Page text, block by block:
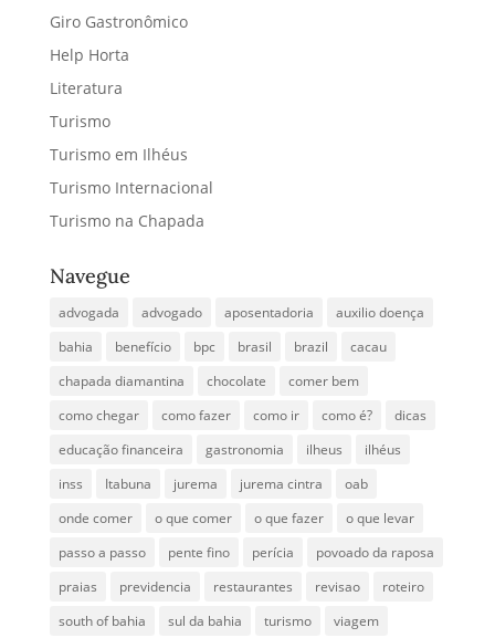
Giro Gastronômico
Help Horta
Literatura
Turismo
Turismo em Ilhéus
Turismo Internacional
Turismo na Chapada
Navegue
advogada advogado aposentadoria
auxilio doença
bahia
benefício bpc brasil brazil
cacau
chapada diamantina
chocolate
comer bem
como chegar
como fazer como ir como é?
dicas
educação financeira
gastronomia ilheus
ilhéus
inss
Itabuna jurema jurema cintra
oab
onde comer
o que comer o que fazer
o que levar
passo a passo
pente fino perícia
povoado da raposa
praias
previdencia restaurantes revisao
roteiro
south of bahia
sul da bahia turismo viagem